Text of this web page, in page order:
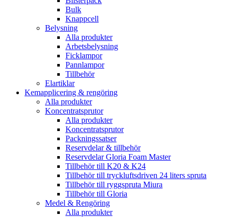
Bulk
Knappcell
Belysning
Alla produkter
Arbetsbelysning
Ficklampor
Pannlampor
Tillbehör
Elartiklar
Kemapplicering & rengöring
Alla produkter
Koncentratsprutor
Alla produkter
Koncentratsprutor
Packningssatser
Reservdelar & tillbehör
Reservdelar Gloria Foam Master
Tillbehör till K20 & K24
Tillbehör till tryckluftsdriven 24 liters spruta
Tillbehör till ryggspruta Miura
Tillbehör till Gloria
Medel & Rengöring
Alla produkter